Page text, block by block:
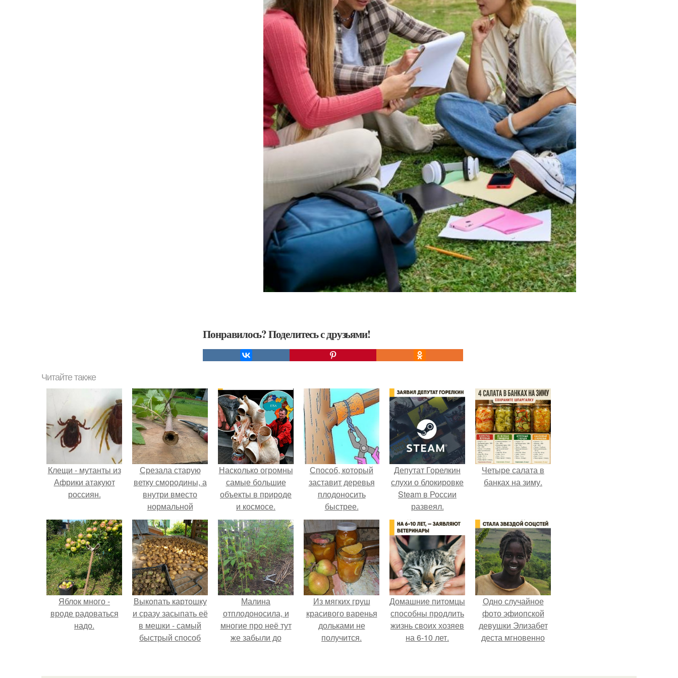
Понравилось? Поделитесь с друзьями!
Читайте также
Клещи - мутанты из
Африки атакуют
россиян.
Срезала старую
ветку смородины, а
внутри вместо
нормальной
светлой
сердцевины
оказалась чёрная
пустота.
Насколько огромны
самые большие
объекты в природе
и космосе.
Способ, который
заставит деревья
плодоносить
быстрее.
Депутат Горелкин
слухи о блокировке
Steam в России
развеял.
Четыре салата в
банках на зиму.
Яблок много -
вроде радоваться
надо.
Выкопать картошку
и сразу засыпать её
в мешки - самый
быстрый способ
порезы и больные
Малина
отплодоносила, и
многие про неё тут
же забыли до
Из мягких груш
красивого варенья
дольками не
получится.
Домашние питомцы
способны продлить
жизнь своих хозяев
на 6-10 лет.
Одно случайное
фото эфиопской
девушки Элизабет
деста мгновенно
сделало её новой